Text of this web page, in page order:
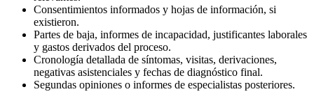
Consentimientos informados y hojas de información, si
existieron.
Partes de baja, informes de incapacidad, justificantes laborales
y gastos derivados del proceso.
Cronología detallada de síntomas, visitas, derivaciones,
negativas asistenciales y fechas de diagnóstico final.
Segundas opiniones o informes de especialistas posteriores.